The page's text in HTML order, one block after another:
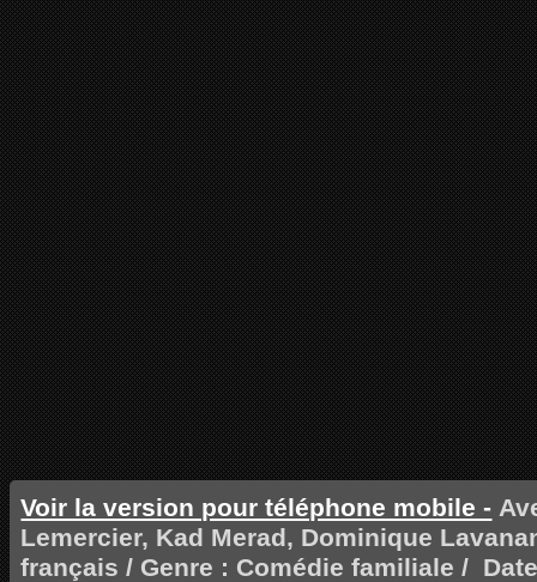
Voir la version pour téléphone mobile -
Lemercier, Kad Merad, Dominique
français / Genre : Comédie familiale /